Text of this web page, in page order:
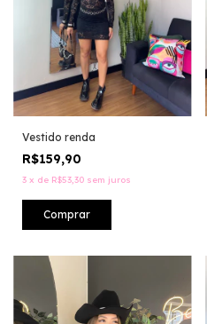
Vestido renda
R$159,90
3 x de R$53,30 sem juros